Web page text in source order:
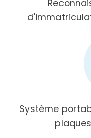
Système